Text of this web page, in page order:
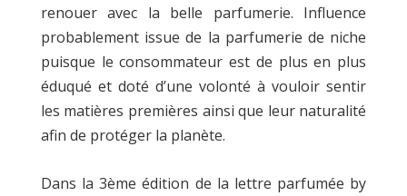
renouer avec la belle parfumerie. Influence
probablement issue de la parfumerie de niche
puisque le consommateur est de plus en plus
éduqué et doté d’une volonté à vouloir sentir
les matières premières ainsi que leur naturalité
afin de protéger la planète.
Dans la 3ème édition de la lettre parfumée by